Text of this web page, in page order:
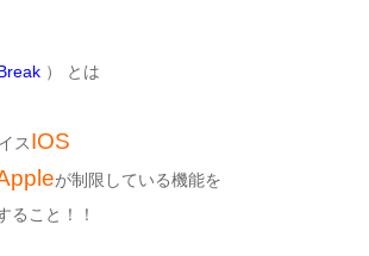
） とは
スIOS
が制限している機能を
ること！！